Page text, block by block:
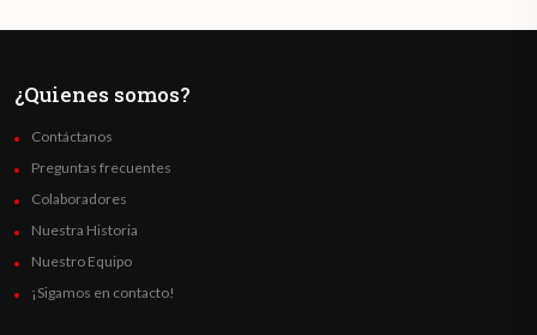
¿Quienes somos?
Contáctanos
Preguntas frecuentes
Colaboradores
Nuestra Historia
Nuestro Equipo
¡Sigamos en contacto!